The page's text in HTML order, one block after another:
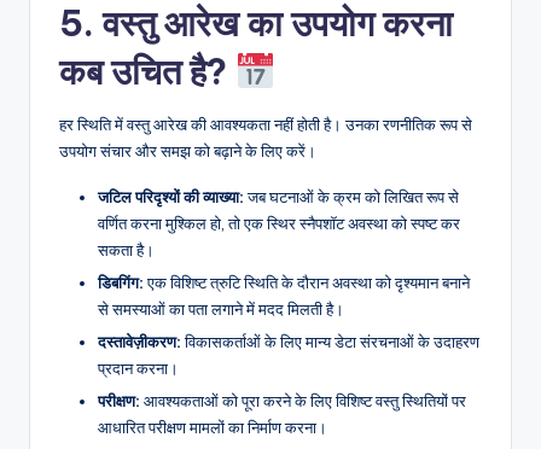
5. वस्तु आरेख का उपयोग करना
कब उचित है?
हर स्थिति में वस्तु आरेख की आवश्यकता नहीं होती है। उनका रणनीतिक रूप से
उपयोग संचार और समझ को बढ़ाने के लिए करें।
जटिल परिदृश्यों की व्याख्या:जब घटनाओं के क्रम को लिखित रूप से
वर्णित करना मुश्किल हो, तो एक स्थिर स्नैपशॉट अवस्था को स्पष्ट कर
सकता है।
डिबगिंग:एक विशिष्ट त्रुटि स्थिति के दौरान अवस्था को दृश्यमान बनाने
से समस्याओं का पता लगाने में मदद मिलती है।
दस्तावेज़ीकरण:विकासकर्ताओं के लिए मान्य डेटा संरचनाओं के उदाहरण
प्रदान करना।
परीक्षण: आवश्यकताओं को पूरा करने के लिए विशिष्ट वस्तु स्थितियों पर
आधारित परीक्षण मामलों का निर्माण करना।